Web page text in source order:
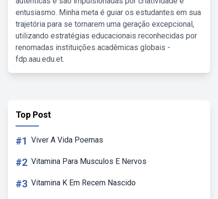
entusiasmo. Minha meta é guiar os estudantes em sua
trajetória para se tornarem uma geração excepcional,
utilizando estratégias educacionais reconhecidas por
renomadas instituições acadêmicas globais -
fdp.aau.edu.et.
Top Post
#1 Viver A Vida Poemas
#2 Vitamina Para Musculos E Nervos
#3 Vitamina K Em Recem Nascido